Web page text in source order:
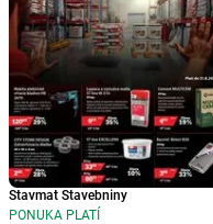
Stavmat Stavebniny
PONUKA PLATÍ